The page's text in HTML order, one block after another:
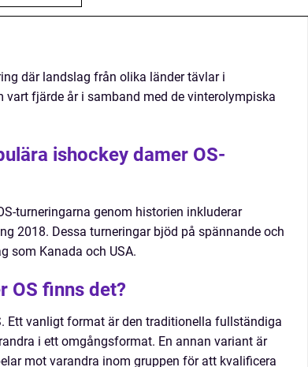
där landslag från olika länder tävlar i
vart fjärde år i samband med de vinterolympiska
ishockey damer OS-
turneringarna genom historien inkluderar
2018. Dessa turneringar bjöd på spännande och
som Kanada och USA.
OS finns det?
Ett vanligt format är den traditionella fullständiga
i ett omgångsformat. En annan variant är
mot varandra inom gruppen för att kvalificera